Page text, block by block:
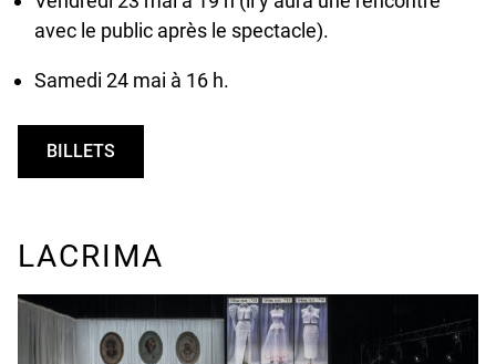
avec le public après le spectacle).
Samedi 24 mai à 16 h.
BILLETS
UNDEFINED
LACRIMA